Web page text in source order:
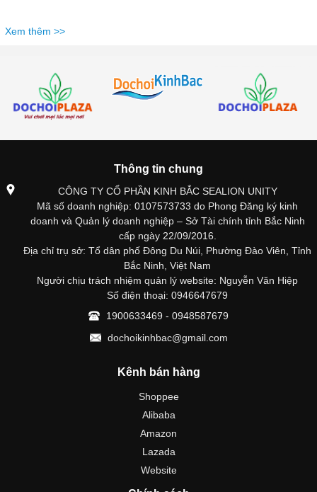
Xem thêm >>
Thông tin chung
CÔNG TY CỔ PHẦN KINH BẮC SEALION UNITY
Mã số doanh nghiệp: 0107573733 do Phong Đăng ký kinh
doanh và Quản lý doanh nghiệp – Sở Tài chính tỉnh Bắc Ninh
cấp ngày 22/09/2016.
Địa chỉ trụ sở: Tổ dân phố Đông Du Núi, Phường Đào Viên, Tỉnh
Bắc Ninh, Việt Nam
Người chịu trách nhiệm quản lý website: Nguyễn Văn Hiệp
Số điện thoại: 0946647679
1900633469 - 0948587679
dochoikinhbac@gmail.com
Kênh bán hàng
Shoppee
Alibaba
Amazon
Lazada
Website